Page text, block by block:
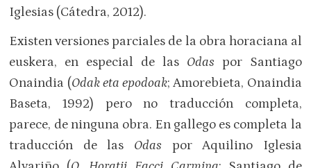
Iglesias (Cátedra, 2012).
Existen versiones parciales de la obra horaciana al
euskera, en especial de las Odas por Santiago
Onaindia (Odak eta epodoak; Amorebieta, Onaindia
Baseta, 1992) pero no traducción completa,
parece, de ninguna obra. En gallego es completa la
traducción de las Odas por Aquilino Iglesia